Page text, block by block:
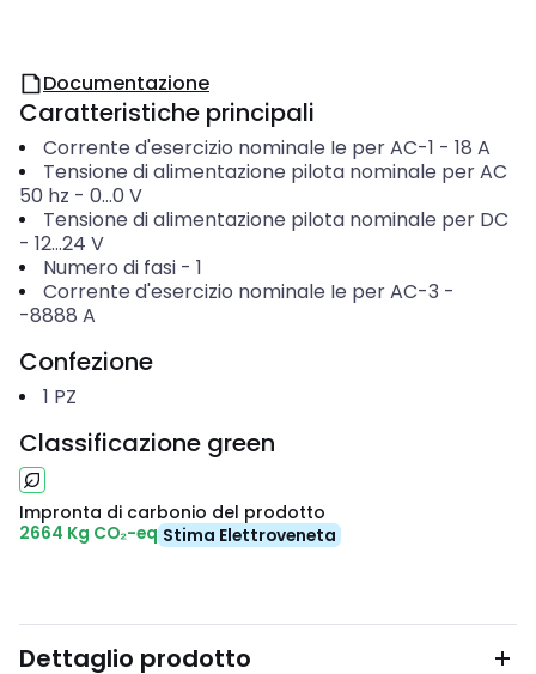
Documentazione
Caratteristiche principali
Corrente d'esercizio nominale Ie per AC-1 - 18 A
Tensione di alimentazione pilota nominale per AC
50 hz - 0...0 V
Tensione di alimentazione pilota nominale per DC
- 12...24 V
Numero di fasi- 1
Corrente d'esercizio nominale Ie per AC-3 -
-8888 A
Confezione
1 PZ
Classificazione green
Impronta di carbonio del prodotto
2664 Kg CO₂-eq Stima Elettroveneta
Dettaglio prodotto